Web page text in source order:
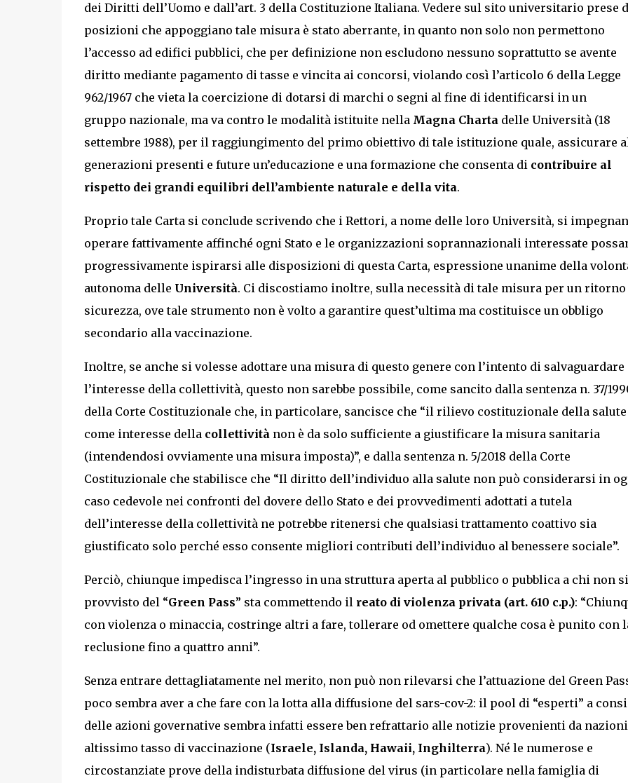
dei Diritti dell’Uomo e dall’art. 3 della Costituzione Italiana. Vedere sul sito universitario prese
posizioni che appoggiano tale misura è stato aberrante, in quanto non solo non permettono
l’accesso ad edifici pubblici, che per definizione non escludono nessuno soprattutto se avente
diritto mediante pagamento di tasse e vincita ai concorsi, violando così l’articolo 6 della Legge
962/1967 che vieta la coercizione di dotarsi di marchi o segni al fine di identificarsi in un
gruppo nazionale, ma va contro le modalità istituite nella Magna Charta delle Università (18
settembre 1988), per il raggiungimento del primo obiettivo di tale istituzione quale, assicurare
generazioni presenti e future un’educazione e una formazione che consenta di contribuire al
rispetto dei grandi equilibri dell’ambiente naturale e della vita.
Proprio tale Carta si conclude scrivendo che i Rettori, a nome delle loro Università, si
operare fattivamente affinché ogni Stato e le organizzazioni soprannazionali interessate
progressivamente ispirarsi alle disposizioni di questa Carta, espressione unanime della
autonoma delle Università. Ci discostiamo inoltre, sulla necessità di tale misura per un
sicurezza, ove tale strumento non è volto a garantire quest’ultima ma costituisce un obbligo
secondario alla vaccinazione.
Inoltre, se anche si volesse adottare una misura di questo genere con l’intento di salvaguardare
l’interesse della collettività, questo non sarebbe possibile, come sancito dalla sentenza n. 37/
della Corte Costituzionale che, in particolare, sancisce che “il rilievo costituzionale della salute
come interesse dellacollettivitànon è da solo sufficiente a giustificare la misura sanitaria
(intendendosi ovviamente una misura imposta)”, e dalla sentenza n. 5/2018 della Corte
Costituzionale che stabilisce che “Il diritto dell’individuo alla salute non può considerarsi in
caso cedevole nei confronti del dovere dello Stato e dei provvedimenti adottati a tutela
dell’interesse della collettività ne potrebbe ritenersi che qualsiasi trattamento coattivo sia
giustificato solo perché esso consente migliori contributi dell’individuo al benessere sociale”.
Perciò, chiunque impedisca l’ingresso in una struttura aperta al pubblico o pubblica a chi non
provvisto del “Green Pass” sta commettendo il reato di violenza privata (art. 610 c.p.):
con violenza o minaccia, costringe altri a fare, tollerare od omettere qualche cosa è punito con
reclusione fino a quattro anni”.
Senza entrare dettagliatamente nel merito, non può non rilevarsi che l’attuazione del Green
poco sembra aver a che fare con la lotta alla diffusione del sars-cov-2: il pool di “esperti” a
delle azioni governative sembra infatti essere ben refrattario alle notizie provenienti da
altissimo tasso di vaccinazione (Israele, Islanda, Hawaii, Inghilterra). Né le numerose e
circostanziate prove della indisturbata diffusione del virus (in particolare nella famiglia di